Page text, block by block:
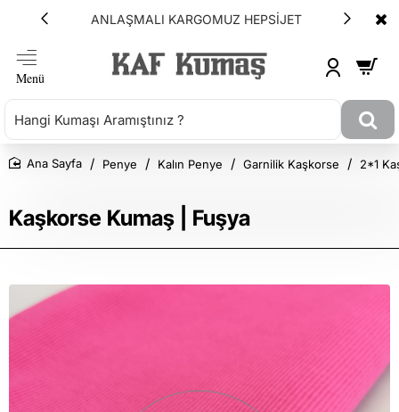
ANLAŞMALI KARGOMUZ HEPSİJET
Kaşkorse Kumaş | Fuşya
Penye Kalın Penye Garnilik Kaşkorse 2*1